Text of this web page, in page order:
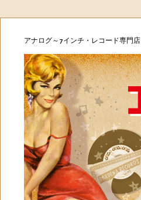
アナログ～7インチ・レコード専門店